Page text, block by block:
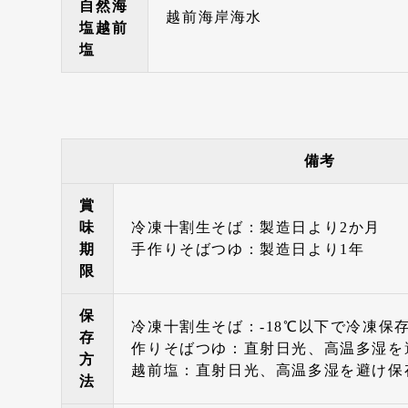
自然海
塩越前
塩
越前海岸海水
備考
賞
味
期
限
冷凍十割生そば：製造日より2か月
手作りそばつゆ：製造日より1年
保
存
方
法
冷凍十割生そば：-18℃以下で冷凍保存
作りそばつゆ：直射日光、高温多湿を
越前塩：直射日光、高温多湿を避け保